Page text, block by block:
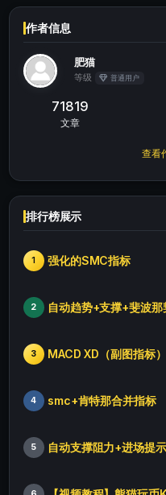
作者信息
肥猫
等级 普通用户
71819
文章
查看
排行榜展示
1 强化的SMC指标
2 自动趋势+支撑+斐波那
3 MACD XD（副图指标
4 smc+肯特那合并指标
5 自动支撑阻力+进场提示